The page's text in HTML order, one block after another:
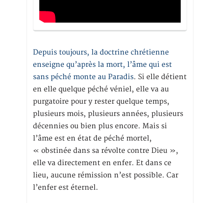
Depuis toujours, la doctrine chrétienne
enseigne qu’après la mort, l’âme qui est
sans péché monte au Paradis. Si elle détient
en elle quelque péché véniel, elle va au
purgatoire pour y rester quelque temps,
plusieurs mois, plusieurs années, plusieurs
décennies ou bien plus encore. Mais si
l’âme est en état de péché mortel,
« obstinée dans sa révolte contre Dieu »,
elle va directement en enfer. Et dans ce
lieu, aucune rémission n’est possible. Car
l’enfer est éternel.